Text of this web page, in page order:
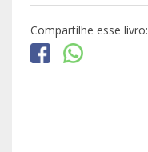
Compartilhe esse livro: